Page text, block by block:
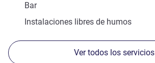
Bar
Instalaciones libres de humos
Ver todos los servicios